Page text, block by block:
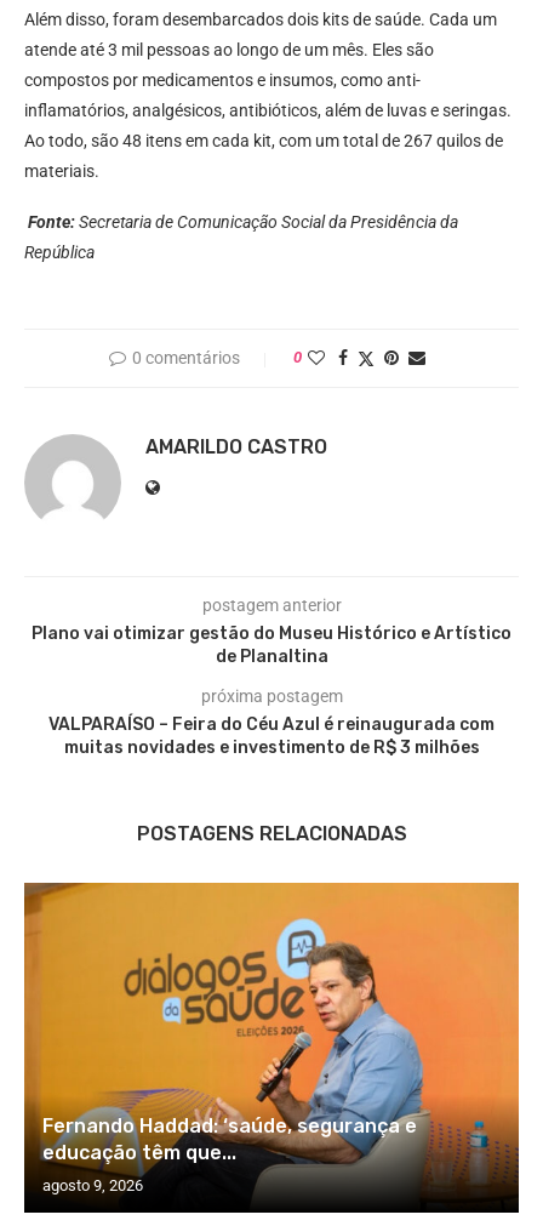
Além disso, foram desembarcados dois kits de saúde. Cada um
atende até 3 mil pessoas ao longo de um mês. Eles são
compostos por medicamentos e insumos, como anti-
inflamatórios, analgésicos, antibióticos, além de luvas e seringas.
Ao todo, são 48 itens em cada kit, com um total de 267 quilos de
materiais.
Fonte:Secretaria de Comunicação Social da Presidência da
República
0 comentários 0
AMARILDO CASTRO
postagem anterior
Plano vai otimizar gestão do Museu Histórico e Artístico
de Planaltina
próxima postagem
VALPARAÍSO – Feira do Céu Azul é reinaugurada com
muitas novidades e investimento de R$ 3 milhões
POSTAGENS RELACIONADAS
Fernando Haddad: ‘saúde, segurança e
educação têm que...
agosto 9, 2026